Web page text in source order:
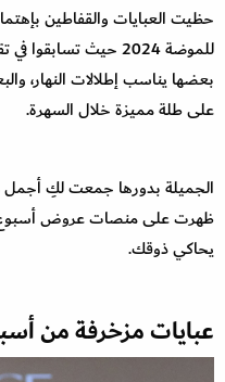
حظيت العبايات والقفاطين
للموضة 2024 حيث
بعضها يناسب إطلالات النهار،
على طلة مميزة خلال السهرة.
الجميلة بدورها جمعت لكِ أجمل
ظهرت على منصات عروض أسبوع
يحاكي ذوقك.
عبايات مزخرفة من